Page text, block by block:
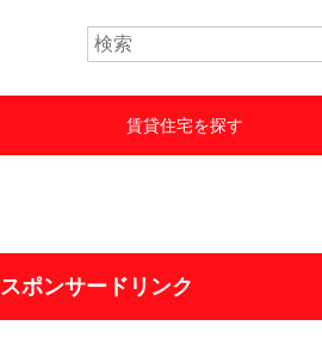
賃貸住宅を探す
スポンサードリンク